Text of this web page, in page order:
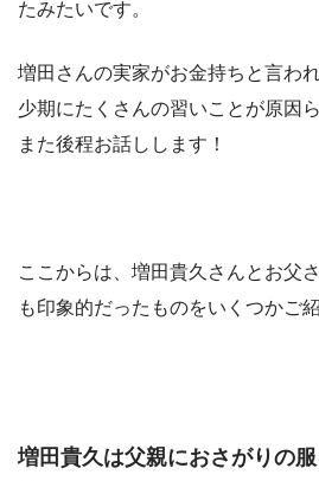
たみたいです。
増田さんの実家がお金持ちと言わ
少期にたくさんの習いことが原因
また後程お話しします！
ここからは、増田貴久さんとお父
も印象的だったものをいくつかご
増田貴久は父親におさがりの